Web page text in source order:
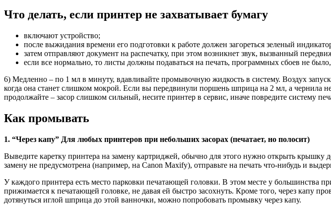
Что делать, если принтер не захватывает бумагу
включают устройство;
после выжидания времени его подготовки к работе должен загореться зеленый
затем отправляют документ на распечатку, при этом возникнет звук, вызванный
если все нормально, то листы должны подаваться на печать, программных сбоев не
6) Медленно – по 1 мл в минуту, вдавливайте промывочную жидкость в систему. Воздух
когда она станет слишком мокрой. Если вы передвинули поршень шприца на 2 мл, а чернила
продолжайте – засор слишком сильный, несите принтер в сервис, иначе повредите систему
Как промывать
1. “Через капу” Для любых принтеров при небольших засорах (печатает, но полосит)
Выведите каретку принтера на замену картриджей, обычно для этого нужно открыть
замену не предусмотрена (например, на Canon Maxify), отправьте на печать что-нибудь и
У каждого принтера есть место парковки печатающей головки. В этом месте у большинства
прижимается к печатающей головке, не давая ей быстро засохнуть. Кроме того, через капу
дотянуться иглой шприца до этой ванночки, можно попробовать промывку через капу.